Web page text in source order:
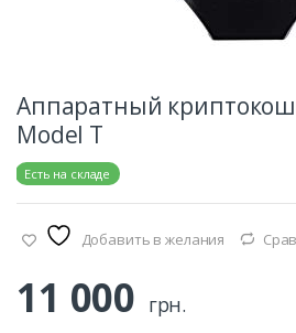
Аппаратный
Model T
Есть на складе
Добавить в желания
11 000 грн.